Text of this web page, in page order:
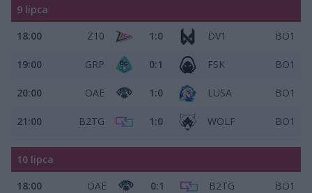
9 lipca
18:00
Z10 1:0 DV1 BO1
19:00 GRP 0:1 FSK BO1
20:00 OAE 1:0 LUSA BO1
21:00 B2TG 1:0 WOLF BO1
10 lipca
18:00
OAE 0:1 B2TG BO1